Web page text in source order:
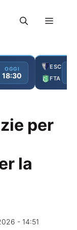
Menu
OGGI
18:30
ESC
FTA
per
la
- 14:51